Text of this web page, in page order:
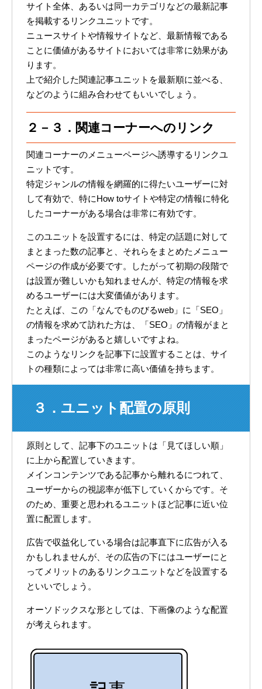
サイト全体、あるいは同一カテゴリなどの最新記事
を掲載するリンクユニットです。
ニュースサイトや情報サイトなど、最新情報である
ことに価値があるサイトにおいては非常に効果があ
ります。
上で紹介した関連記事ユニットを最新順に並べる、
などのように組み合わせてもいいでしょう。
２－３．関連コーナーへのリンク
関連コーナーのメニューページへ誘導するリンクユ
ニットです。
特定ジャンルの情報を網羅的に得たいユーザーに対
して有効で、特にHow toサイトや特定の情報に特化
したコーナーがある場合は非常に有効です。
このユニットを設置するには、特定の話題に対して
まとまった数の記事と、それらをまとめたメニュー
ページの作成が必要です。したがって初期の段階で
は設置が難しいかも知れませんが、特定の情報を求
めるユーザーには大変価値があります。
たとえば、この「なんでものびるweb」に「SEO」
の情報を求めて訪れた方は、「SEO」の情報がまと
まったページがあると嬉しいですよね。
このようなリンクを記事下に設置することは、サイ
トの種類によっては非常に高い価値を持ちます。
３．ユニット配置の原則
原則として、記事下のユニットは「見てほしい順」
に上から配置していきます。
メインコンテンツである記事から離れるにつれて、
ユーザーからの視認率が低下していくからです。そ
のため、重要と思われるユニットほど記事に近い位
置に配置します。
広告で収益化している場合は記事直下に広告が入る
かもしれませんが、その広告の下にはユーザーにと
ってメリットのあるリンクユニットなどを設置する
といいでしょう。
オーソドックスな形としては、下画像のような配置
が考えられます。